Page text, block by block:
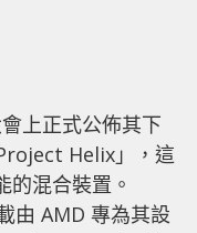
上正式公佈其下
Helix」，這
的混合裝置。
由 AMD 專為其設